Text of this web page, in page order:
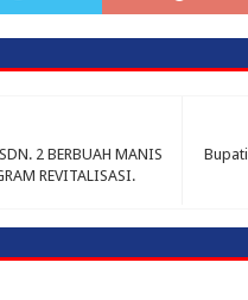
2 BERBUAH MANIS
REVITALISASI.